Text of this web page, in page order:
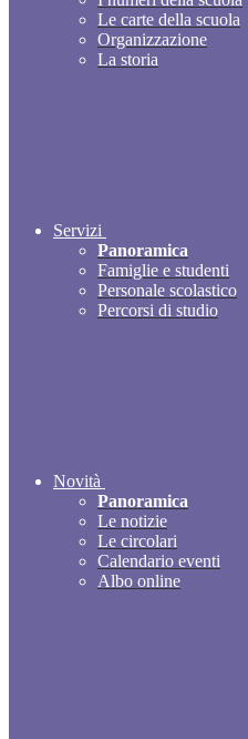
Le carte della scuola
Organizzazione
La storia
Servizi
Panoramica
Famiglie e studenti
Personale scolastico
Percorsi di studio
Novità
Panoramica
Le notizie
Le circolari
Calendario eventi
Albo online